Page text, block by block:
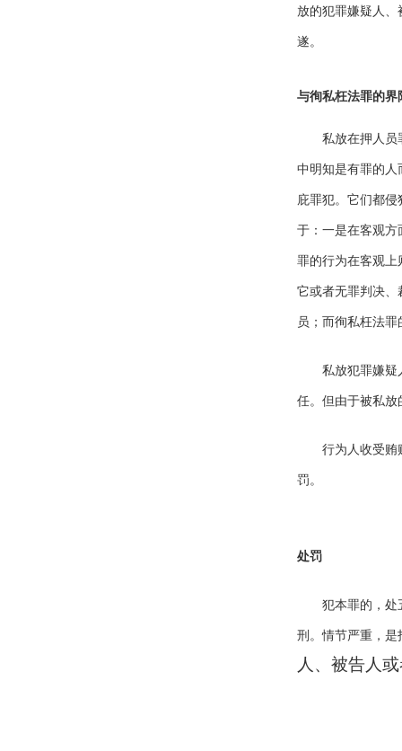
放的犯罪嫌疑人
遂。
与徇私枉法罪的界
私放在押人员
中明知是有罪的人
庇罪犯。它们都
于：一是在客观方
罪的行为在客观上
它或者无罪判决、
员；而徇私枉法
私放犯罪嫌疑
任。但由于被私放
行为人收受贿
罚。
处罚
犯本罪的，处
刑。情节严重，是
人、被告人